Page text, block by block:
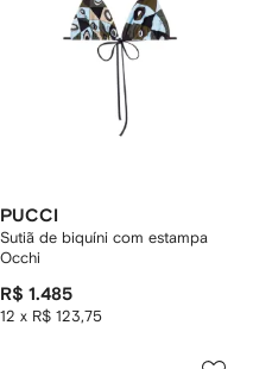
PUCCI
Sutiã de biquíni com estampa
Occhi
R$ 1.485
12 x R$ 123,75